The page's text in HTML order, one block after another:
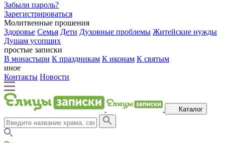
Забыли пароль?
Зарегистрироваться
Молитвенные прошения
Здоровье Семья Дети Духовные проблемы Житейские нужды
Душам усопших
простые записки
В монастыри К праздникам К иконам К святым
иное
Контакты Новости
Каталог